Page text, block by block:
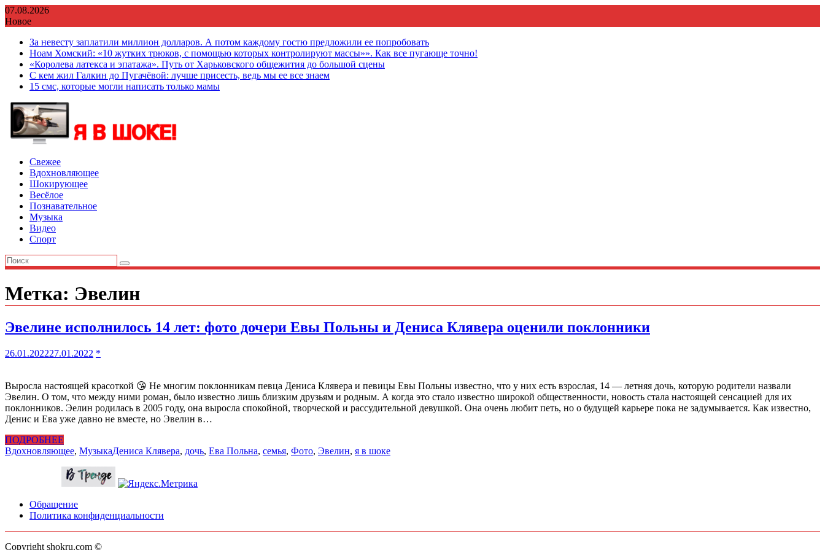
Перейти
к
07.08.2026
Новое
За невесту заплатили миллион долларов. А потом каждому гостю предложили ее попробовать
Ноам Хомский: «10 жутких трюков, с помощью которых контролируют массы»». Как все пугающе точно!
«Королева латекса и эпатажа». Путь от Харьковского общежития до большой сцены
С кем жил Галкин до Пугачёвой: лучше присесть, ведь мы ее все знаем
15 смс, которые могли написать только мамы
Свежее
Вдохновляющее
Шокирующее
Весёлое
Познавательное
Музыка
Видео
Спорт
Метка: Эвелин
Эвелине исполнилось 14 лет: фото дочери Евы Польны и Дениса Клявера оценили поклонники
26.01.202227.01.2022 *
Выросла настоящей красоткой 😘 Не многим поклонникам певца Дениса Клявера и певицы Евы Польны известно, что у них есть взрослая, 14 — летняя дочь, которую родители назвали
Эвелин. О том, что между ними роман, было известно лишь близким друзьям и родным. А когда это стало известно широкой общественности, новость стала настоящей сенсацией для их
поклонников. Эелин родилась в 2005 году, она выросла спокойной, творческой и рассудительной девушкой. Она очень любит петь, но о будущей карьере пока не задумывается. Как известно,
Денис и Ева уже давно не вместе, но Эвелин в…
ПОДРОБНЕЕ
Вдохновляющее, МузыкаДениса Клявера, дочь, Ева Польна, семья, Фото, Эвелин, я в шоке
Обращение
Политика конфиденциальности
Copyright shokru.com ©